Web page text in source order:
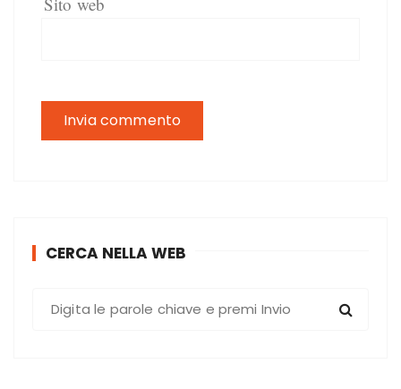
CERCA NELLA WEB